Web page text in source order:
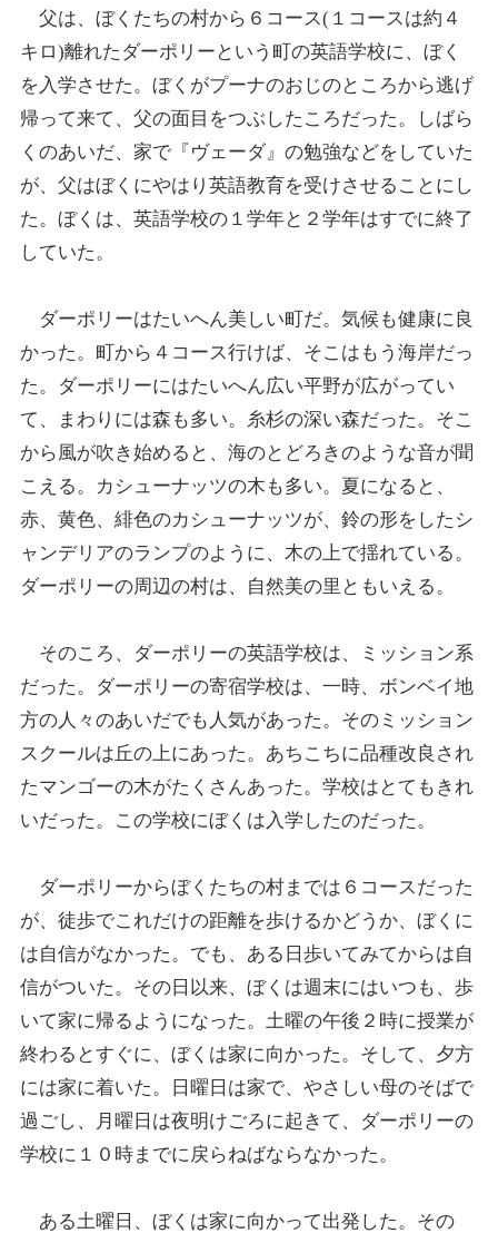
父は、ぼくたちの村から６コース(１コースは約４
キロ)離れたダーポリーという町の英語学校に、ぼく
を入学させた。ぼくがプーナのおじのところから逃げ
帰って来て、父の面目をつぶしたころだった。しばら
くのあいだ、家で『ヴェーダ』の勉強などをしていた
が、父はぼくにやはり英語教育を受けさせることにし
た。ぼくは、英語学校の１学年と２学年はすでに終了
していた。
ダーポリーはたいへん美しい町だ。気候も健康に良
かった。町から４コース行けば、そこはもう海岸だっ
た。ダーポリーにはたいへん広い平野が広がってい
て、まわりには森も多い。糸杉の深い森だった。そこ
から風が吹き始めると、海のとどろきのような音が聞
こえる。カシューナッツの木も多い。夏になると、
赤、黄色、緋色のカシューナッツが、鈴の形をしたシ
ャンデリアのランプのように、木の上で揺れている。
ダーポリーの周辺の村は、自然美の里ともいえる。
そのころ、ダーポリーの英語学校は、ミッション系
だった。ダーポリーの寄宿学校は、一時、ボンベイ地
方の人々のあいだでも人気があった。そのミッション
スクールは丘の上にあった。あちこちに品種改良され
たマンゴーの木がたくさんあった。学校はとてもきれ
いだった。この学校にぼくは入学したのだった。
ダーポリーからぼくたちの村までは６コースだった
が、徒歩でこれだけの距離を歩けるかどうか、ぼくに
は自信がなかった。でも、ある日歩いてみてからは自
信がついた。その日以来、ぼくは週末にはいつも、歩
いて家に帰るようになった。土曜の午後２時に授業が
終わるとすぐに、ぼくは家に向かった。そして、夕方
には家に着いた。日曜日は家で、やさしい母のそばで
過ごし、月曜日は夜明けごろに起きて、ダーポリーの
学校に１０時までに戻らねばならなかった。
ある土曜日、ぼくは家に向かって出発した。その